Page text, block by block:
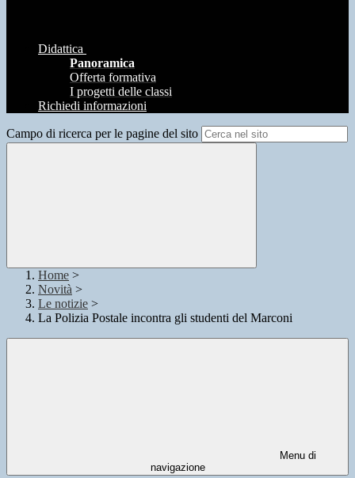
Didattica
Panoramica
Offerta formativa
I progetti delle classi
Richiedi informazioni
Campo di ricerca per le pagine del sito
Home >
Novità >
Le notizie >
La Polizia Postale incontra gli studenti del Marconi
Menu di
navigazione